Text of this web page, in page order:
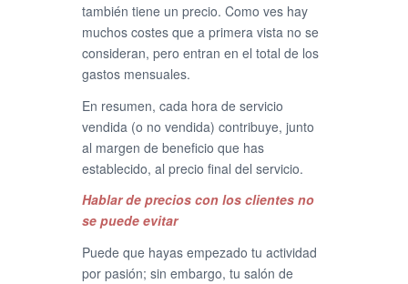
también tiene un precio. Como ves hay
muchos costes que a primera vista no se
consideran, pero entran en el total de los
gastos mensuales.
En resumen, cada hora de servicio
vendida (o no vendida) contribuye, junto
al margen de beneficio que has
establecido, al precio final del servicio.
Hablar de precios con los clientes no
se puede evitar
Puede que hayas empezado tu actividad
por pasión; sin embargo, tu salón de